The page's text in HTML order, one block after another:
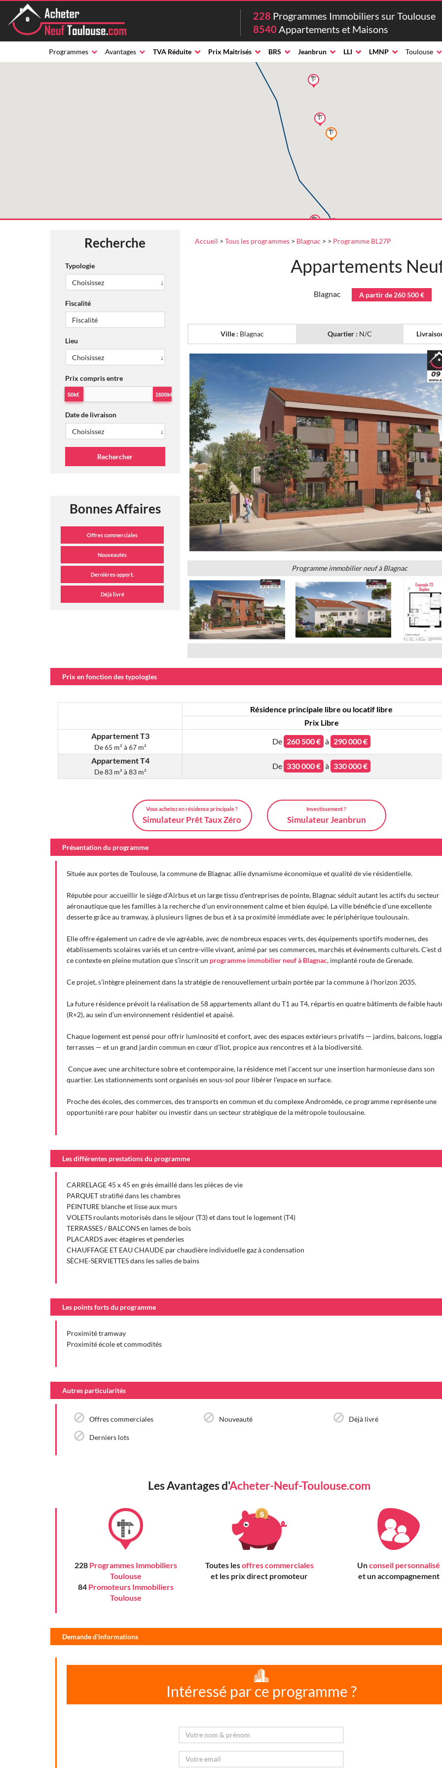
228 Programmes Immobiliers sur Toulouse
8540 Appartements et Maisons
Programmes Avantages TVA Réduite Prix Maitrisés BRS Jeanbrun LLI LMNP Toulouse
Recherche
Typologie
Fiscalité
Lieu
Prix compris entre
50k€ 1600k€
Date de livraison
Bonnes Affaires
Accueil > Tous les programmes> Blagnac > > Programme BL27P
Appartements
Blagnac A partir de 260 500 €
Ville : Blagnac Quartier : N/C
Programme immobilier neuf à Blagnac
Prix en fonction des typologies
Résidence principale libre ou locatif libre
Prix Libre
Appartement T3
De65 m² à 67 m²
De 260 500 € à 290 000 €
Appartement T4
De83 m² à 83 m²
De 330 000 € à 330 000 €
Vous achetez en résidence principale ?
Simulateur Prêt Taux Zéro
Investissement ?
Simulateur Jeanbrun
Présentation du programme
Située aux portes de Toulouse, la commune de Blagnac allie dynamisme économique et qualité de vie résidentielle.
Réputée pour accueillir le siège d’Airbus et un large tissu d’entreprises de pointe, Blagnac séduit autant les actifs du secteur
aéronautique que les familles à la recherche d’un environnement calme et bien équipé. La ville bénéficie d’une excellente
desserte grâce au tramway, à plusieurs lignes de bus et à sa proximité immédiate avec le périphérique toulousain.
Elle offre également un cadre de vie agréable, avec de nombreux espaces verts, des équipements sportifs modernes, des
établissements scolaires variés et un centre-ville vivant, animé par ses commerces, marchés et événements culturels. C’est
ce contexte en pleine mutation que s’inscrit un programme immobilier neuf à Blagnac, implanté route de Grenade.
Ce projet, s’intègre pleinement dans la stratégie de renouvellement urbain portée par la commune à l’horizon 2035.
La future résidence prévoit la réalisation de 58 appartements allant du T1 au T4, répartis en quatre bâtiments de faible
(R+2), au sein d’un environnement résidentiel et apaisé.
Chaque logement est pensé pour offrir luminosité et confort, avec des espaces extérieurs privatifs — jardins, balcons,
terrasses — et un grand jardin commun en cœur d’îlot, propice aux rencontres et à la biodiversité.
Conçue avec une architecture sobre et contemporaine, la résidence met l’accent sur une insertion harmonieuse dans son
quartier. Les stationnements sont organisés en sous-sol pour libérer l’espace en surface.
Proche des écoles, des commerces, des transports en commun et du complexe Andromède, ce programme représente une
opportunité rare pour habiter ou investir dans un secteur stratégique de la métropole toulousaine.
Les différentes prestations du programme
CARRELAGE 45 x 45 en grés émaillé dans les pièces de vie
PARQUET stratifié dans les chambres
PEINTURE blanche et lisse aux murs
VOLETS roulants motorisés dans le séjour (T3) et dans tout le logement (T4)
TERRASSES / BALCONS en lames de bois
PLACARDS avec étagères et penderies
CHAUFFAGE ET EAU CHAUDE par chaudière individuelle gaz à condensation
SÈCHE-SERVIETTES dans les salles de bains
Les points forts du programme
Proximité tramway
Proximité école et commodités
Autres particularités
Offres commerciales Nouveauté Déjà livré
Derniers lots
Les Avantages d'Acheter-Neuf-Toulouse.com
228 Programmes Immobiliers
Toulouse
84 Promoteurs Immobiliers
Toulouse
Toutes lesoffres commerciales
et les prix direct promoteur
Unconseil personnalisé
et un accompagnement
Demande d'informations
Intéressé par ce programme ?